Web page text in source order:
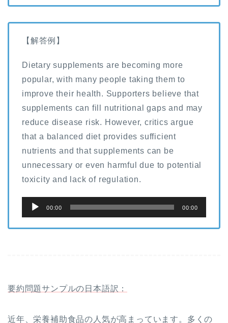
プ
レ
ー
ー
【解答例】
Dietary supplements are becoming more
popular, with many people taking them to
improve their health. Supporters believe that
supplements can fill nutritional gaps and may
reduce disease risk. However, critics argue
that a balanced diet provides sufficient
nutrients and that supplements can be
unnecessary or even harmful due to potential
toxicity and lack of regulation.
声
プ
ー
00:00 00:00
要約問題サンプルの日本語訳：
近年、栄養補助食品の人気が高まっています。多くの